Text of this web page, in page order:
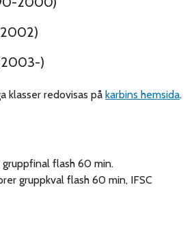
)
klasser redovisas påkarbins hemsida.
flash 60 min.
gruppkval flash 60 min, IFSC